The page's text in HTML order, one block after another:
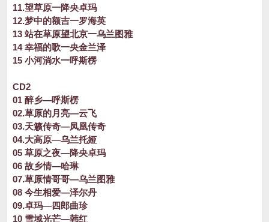
11.望草原一降央卓玛
12.梦中的额吉一罗海英
13 站在草原望北京一乌兰图雅
14 幸福的歌一央金兰泽
15 小河淌水一呼斯楞
CD2
01 醉乡—呼斯楞
02.草原的月亮—云飞
03.天籁传奇—凤凰传奇
04.大高原—乌兰托娅
05 草原之夜—降央卓玛
06 故乡情—哈琳
07.草原情哥哥—乌兰图雅
08 今生相爱—泽尔丹
09.卓玛—四郎曲珍
10 雪域光芒—韩红